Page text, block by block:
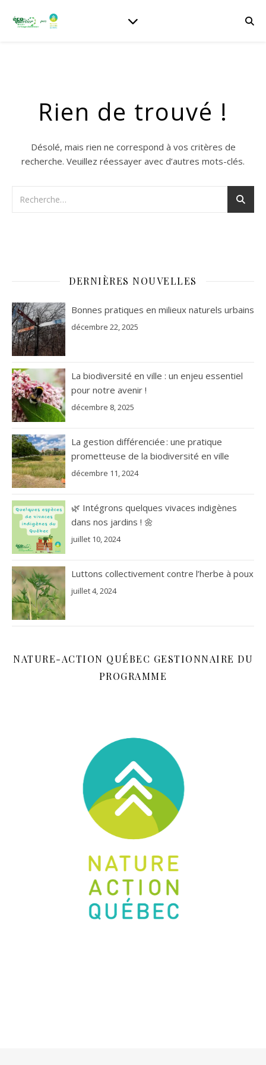
Rien de trouvé !
Désolé, mais rien ne correspond à vos critères de
recherche. Veuillez réessayer avec d’autres mots-clés.
DERNIÈRES NOUVELLES
Bonnes pratiques en milieux naturels urbains
décembre 22, 2025
La biodiversité en ville : un enjeu essentiel
pour notre avenir !
décembre 8, 2025
La gestion différenciée : une pratique
prometteuse de la biodiversité en ville
décembre 11, 2024
🌿 Intégrons quelques vivaces indigènes
dans nos jardins ! 🌼
juillet 10, 2024
Luttons collectivement contre l’herbe à poux
juillet 4, 2024
NATURE-ACTION QUÉBEC GESTIONNAIRE DU
PROGRAMME